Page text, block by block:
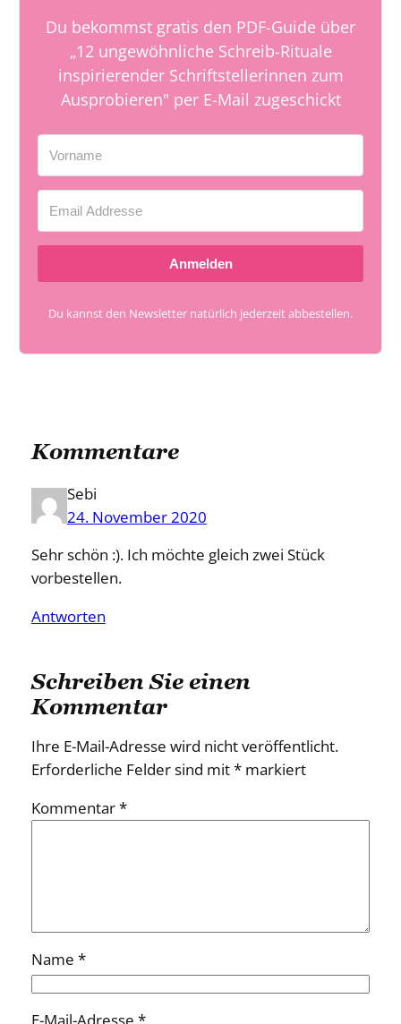
Du bekommst gratis den PDF-Guide über
„12 ungewöhnliche Schreib-Rituale
inspirierender Schriftstellerinnen zum
Ausprobieren" per E-Mail zugeschickt
Anmelden
Du kannst den Newsletter natürlich jederzeit abbestellen.
Kommentare
Sebi
24. November 2020
Sehr schön :). Ich möchte gleich zwei Stück
vorbestellen.
Antworten
Schreiben Sie einen
Kommentar
Ihre E-Mail-Adresse wird nicht veröffentlicht.
Erforderliche Felder sind mit*markiert
Kommentar*
Name *
E-Mail-Adresse *